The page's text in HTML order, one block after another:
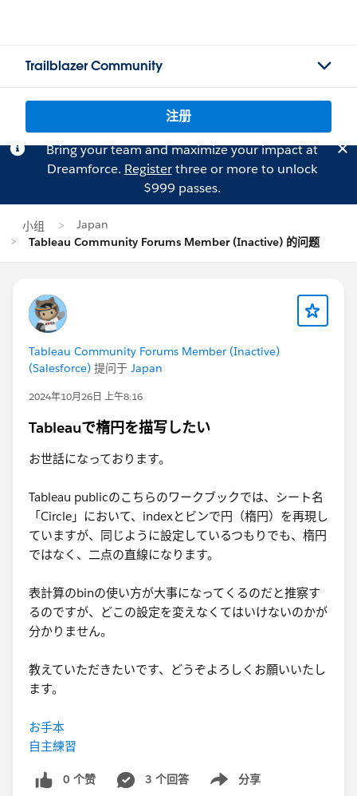
Trailblazer Community
注册
Bring your team and maximize your impact at
Dreamforce. Registerthree or more to unlock
$999 passes.
小组
Japan
Tableau Community Forums Member (Inactive) 的问题
Tableau Community Forums Member (Inactive)
(Salesforce) 提问于 Japan
2024年10月26日 上午8:16
Tableauで楕円を描写したい
お世話になっております。
Tableau publicのこちらのワークブックでは、シート名
「Circle」において、indexとビンで円（楕円）を再現し
ていますが、同じように設定しているつもりでも、楕円
ではなく、二点の直線になります。
表計算のbinの使い方が大事になってくるのだと推察す
るのですが、どこの設定を変えなくてはいけないのかが
分かりません。
教えていただきたいです、どうぞよろしくお願いいたし
ます。
お手本
自主練習
0 个赞 3 个回答 分享
Show menu